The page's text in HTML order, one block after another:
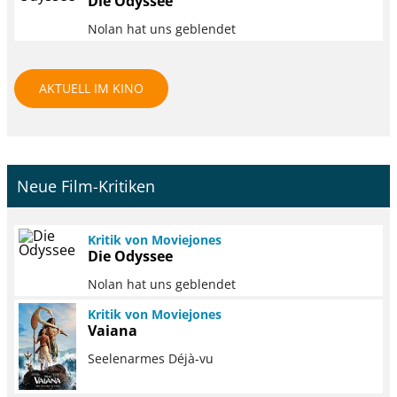
Nolan hat uns geblendet
AKTUELL IM KINO
Neue Film-Kritiken
Kritik von Moviejones
Die Odyssee
Nolan hat uns geblendet
Kritik von Moviejones
Vaiana
Seelenarmes Déjà-vu